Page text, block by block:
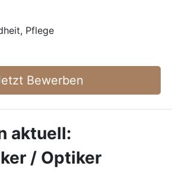
Pflege
Bewerben
aktuell:
/ Optiker